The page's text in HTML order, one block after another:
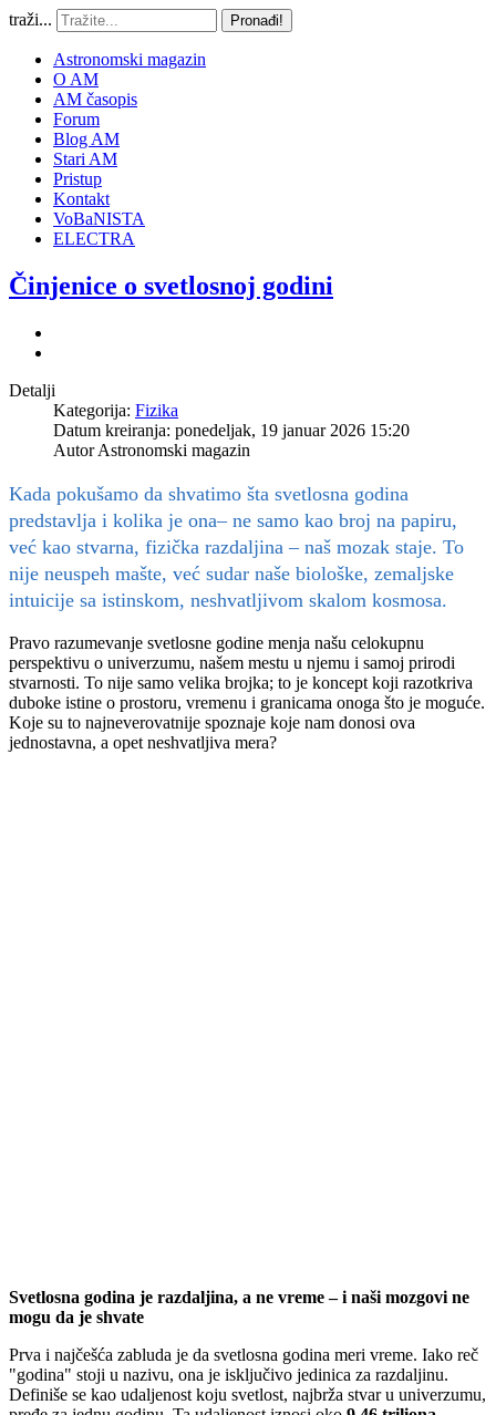
traži... Pronađi!
Astronomski magazin
O AM
AM časopis
Forum
Blog AM
Stari AM
Pristup
Kontakt
VoBaNISTA
ELECTRA
Činjenice o svetlosnoj godini
Detalji
Kategorija: Fizika
Datum kreiranja: ponedeljak, 19 januar 2026 15:20
AutorAstronomski magazin
Kada pokušamo da shvatimo šta svetlosna godina
predstavlja i kolika je ona– ne samo kao broj na papiru,
već kao stvarna, fizička razdaljina – naš mozak staje. To
nije neuspeh mašte, već sudar naše biološke, zemaljske
intuicije sa istinskom, neshvatljivom skalom kosmosa.
Pravo razumevanje svetlosne godine menja našu celokupnu
perspektivu o univerzumu, našem mestu u njemu i samoj prirodi
stvarnosti. To nije samo velika brojka; to je koncept koji razotkriva
duboke istine o prostoru, vremenu i granicama onoga što je moguće.
Koje su to najneverovatnije spoznaje koje nam donosi ova
jednostavna, a opet neshvatljiva mera?
Svetlosna godina je razdaljina, a ne vreme – i naši mozgovi ne
mogu da je shvate
Prva i najčešća zabluda je da svetlosna godina meri vreme. Iako reč
"godina" stoji u nazivu, ona je isključivo jedinica za razdaljinu.
Definiše se kao udaljenost koju svetlost, najbrža stvar u univerzumu,